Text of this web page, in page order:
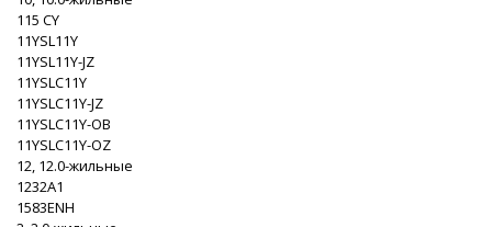
115 CY
11YSL11Y
11YSL11Y-JZ
11YSLC11Y
11YSLC11Y-JZ
11YSLC11Y-OB
11YSLC11Y-OZ
12, 12.0-жильные
1232A1
1583ENH